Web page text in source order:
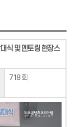
식 및 멘토링 현장스
718 회